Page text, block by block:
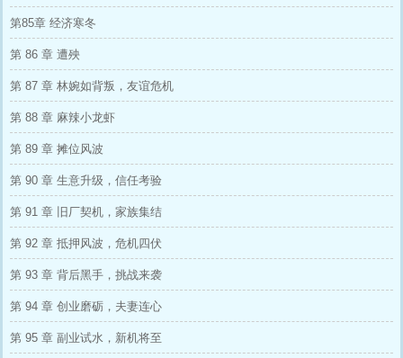
第85章 经济寒冬
第 86 章 遭殃
第 87 章 林婉如背叛，友谊危机
第 88 章 麻辣小龙虾
第 89 章 摊位风波
第 90 章 生意升级，信任考验
第 91 章 旧厂契机，家族集结
第 92 章 抵押风波，危机四伏
第 93 章 背后黑手，挑战来袭
第 94 章 创业磨砺，夫妻连心
第 95 章 副业试水，新机将至